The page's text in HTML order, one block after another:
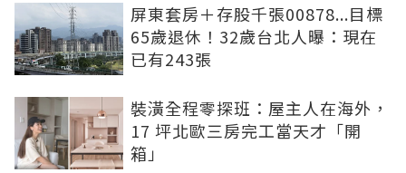
屏東套房＋存股千張00878...目標
65歲退休！32歲台北人曝：現在
已有243張
裝潢全程零探班：屋主人在海外，
17 坪北歐三房完工當天才「開
箱」